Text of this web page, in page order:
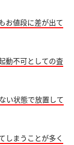
お値段に差が出て
動不可としての査
い状態で放置して
しまうことが多く